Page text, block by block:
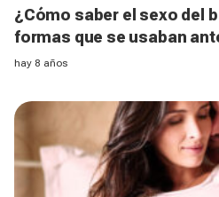
¿Cómo saber el sexo del
formas que se usaban
hay 8 años